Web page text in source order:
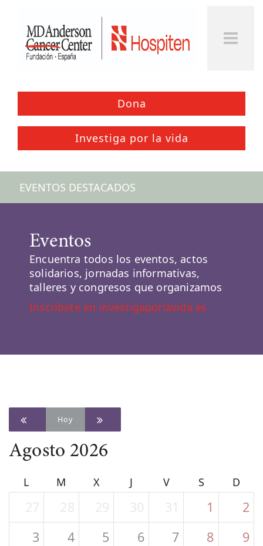
Dona
Investiga por la vida
EVENTOS DESTACADOS
Eventos
Encuentra todos los eventos, actos
solidarios, jornadas informativas,
talleres y congresos que organizamos
Inscríbete en investigaporlavida.es
Hoy
Agosto 2026
L M X J V S D
1
2
3
4 5 6 7 8 9